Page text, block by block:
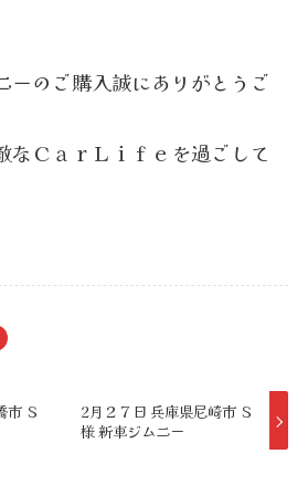
ーのご購入誠にありがとうご
なＣａｒＬｉｆｅを過ごして
市 Ｓ
2月２７日 兵庫県尼崎市 Ｓ
様 新車ジムニー